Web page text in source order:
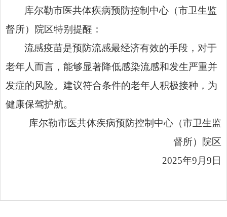
库尔勒市医共体疾病预防控制中心（市卫生监
督所）院区特别提醒：
流感疫苗是预防流感最经济有效的手段，对于
老年人而言，能够显著降低感染流感和发生严重并
发症的风险。建议符合条件的老年人积极接种，为
健康保驾护航。
库尔勒市医共体疾病预防控制中心（市卫生监
督所）院区
2025年9月9日